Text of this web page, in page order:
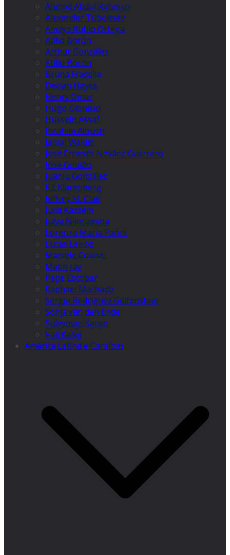
Ahmed Abdul Rahman
Alexander Tuboltsev
Amaya Rubio Ortega
Atilio Borón
Arthur González
Atilio Borón
Bruna Fracolla
Declan Hayes
Henry Omar
Hugo Dionísio
Hussein Assaf
Ibrahim Aloush
Jamal Wakim
José Ernesto Nováez Guerrero
José Goulão
Juanlu González
Kit Klarenberg
Jeffrey St. Clair
Julia Kassem
Julya Nikolaevna
Lorenzo Maria Pacini
Lucas Leiroz
Marcelo Colussi
Matin Jay
Pepe Escobar
Raphael Machado
Sergio Rodríguez Gelfenstein
Sonja van den Ende
Suleyman Karan
Vali Kaleji
América Latina e Caraíbas